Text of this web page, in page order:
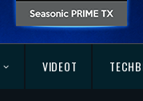
VIDEOT